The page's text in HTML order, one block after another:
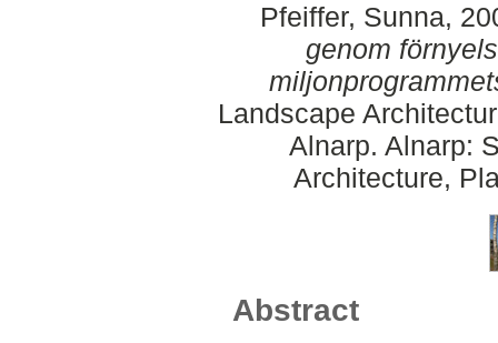
Pfeiffer, Sunna,
genom
Landscape
Alnarp. Alnarp:
Architecture,
Abstract